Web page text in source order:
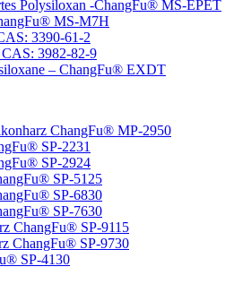
Polysiloxan -ChangFu® MS-EPET
MS-M7H
3390-61-2
3982-82-9
– ChangFu® EXDT
ChangFu® MP-2950
SP-2231
SP-2924
SP-5125
SP-6830
SP-7630
ChangFu® SP-9115
ChangFu® SP-9730
SP-4130